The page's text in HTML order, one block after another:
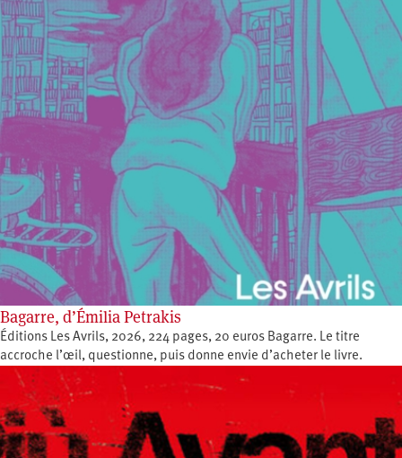
Bagarre, d’Émilia Petrakis
Éditions Les Avrils, 2026, 224 pages, 20 euros Bagarre. Le titre
accroche l’œil, questionne, puis donne envie d’acheter le livre.